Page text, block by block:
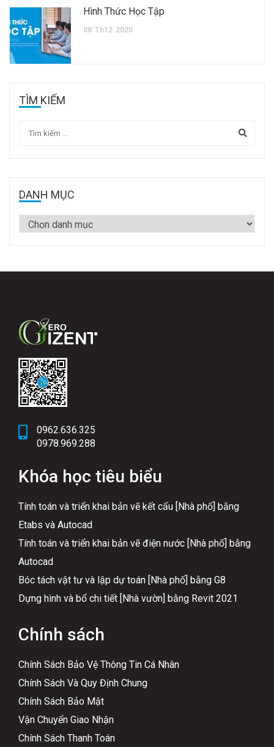
Hình Thức Học Tập
08 Th12 2020
TÌM KIẾM
DANH MỤC
0962.636.325
0978.969.288
Khóa học tiêu biểu
Tính toán và triển khai bản vẽ kết cấu [Nhà phố] bằng
Etabs và Autocad
Tính toán và triển khai bản vẽ điện nước [Nhà phố] bằng
Autocad
Bóc tách vật tư và lập dự toán [Nhà phố] bằng G8
Dựng hình và bổ chi tiết [Nhà vườn] bằng Revit 2021
Chính sách
Chính Sách Bảo Vệ Thông Tin Cá Nhân
Chính Sách Và Quy Định Chung
Chính Sách Bảo Mật
Vận Chuyển Giao Nhận
Chính Sách Thanh Toán